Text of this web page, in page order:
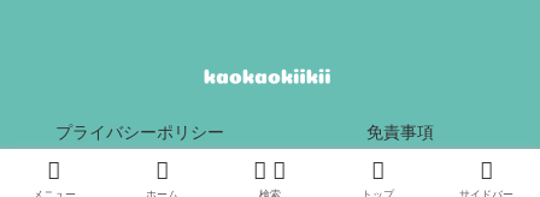
プライバシーポリシー 免責事項
Copyright © 2017 kaokaokiikii All Rights Reserved.
メニュー ホーム 検索 トップ サイドバー